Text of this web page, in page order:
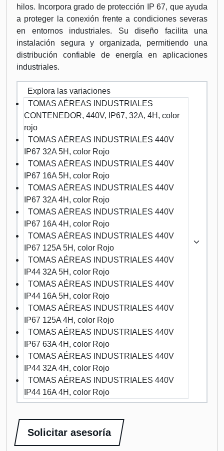
hilos. Incorpora grado de protección IP 67, que ayuda
a proteger la conexión frente a condiciones severas
en entornos industriales. Su diseño facilita una
instalación segura y organizada, permitiendo una
distribución confiable de energía en aplicaciones
industriales.
Explora las variaciones
TOMAS AÉREAS INDUSTRIALES
CONTENEDOR, 440V, IP67, 32A, 4H, color
rojo
TOMAS AÉREAS INDUSTRIALES 440V
IP67 32A 5H, color Rojo
TOMAS AÉREAS INDUSTRIALES 440V
IP67 16A 5H, color Rojo
TOMAS AÉREAS INDUSTRIALES 440V
IP67 32A 4H, color Rojo
TOMAS AÉREAS INDUSTRIALES 440V
IP67 16A 4H, color Rojo
TOMAS AÉREAS INDUSTRIALES 440V
IP67 125A 5H, color Rojo
TOMAS AÉREAS INDUSTRIALES 440V
IP44 32A 5H, color Rojo
TOMAS AÉREAS INDUSTRIALES 440V
IP44 16A 5H, color Rojo
TOMAS AÉREAS INDUSTRIALES 440V
IP67 125A 4H, color Rojo
TOMAS AÉREAS INDUSTRIALES 440V
IP67 63A 4H, color Rojo
TOMAS AÉREAS INDUSTRIALES 440V
IP44 32A 4H, color Rojo
TOMAS AÉREAS INDUSTRIALES 440V
IP44 16A 4H, color Rojo
Solicitar asesoría